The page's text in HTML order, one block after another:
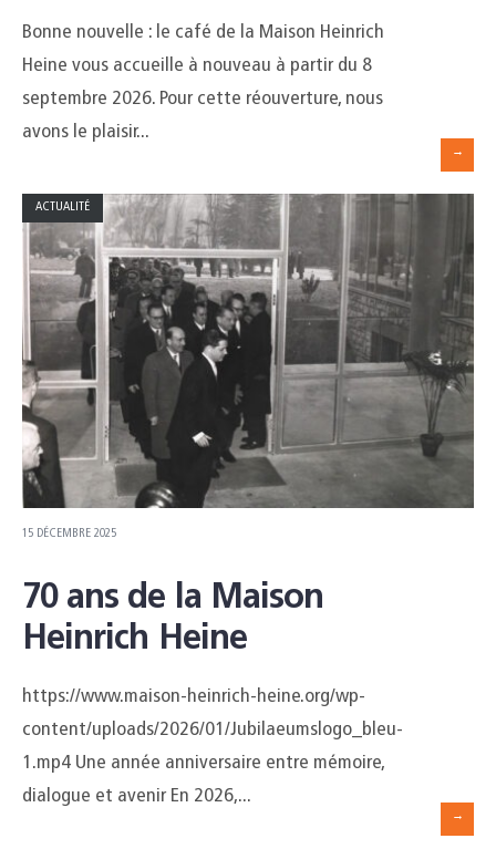
Bonne nouvelle : le café de la Maison Heinrich
Heine vous accueille à nouveau à partir du 8
septembre 2026. Pour cette réouverture, nous
avons le plaisir...
→
ACTUALITÉ
15 DÉCEMBRE 2025
70 ans de la Maison
Heinrich Heine
https://www.maison-heinrich-heine.org/wp-
content/uploads/2026/01/Jubilaeumslogo_bleu-
1.mp4 Une année anniversaire entre mémoire,
dialogue et avenir En 2026,...
→